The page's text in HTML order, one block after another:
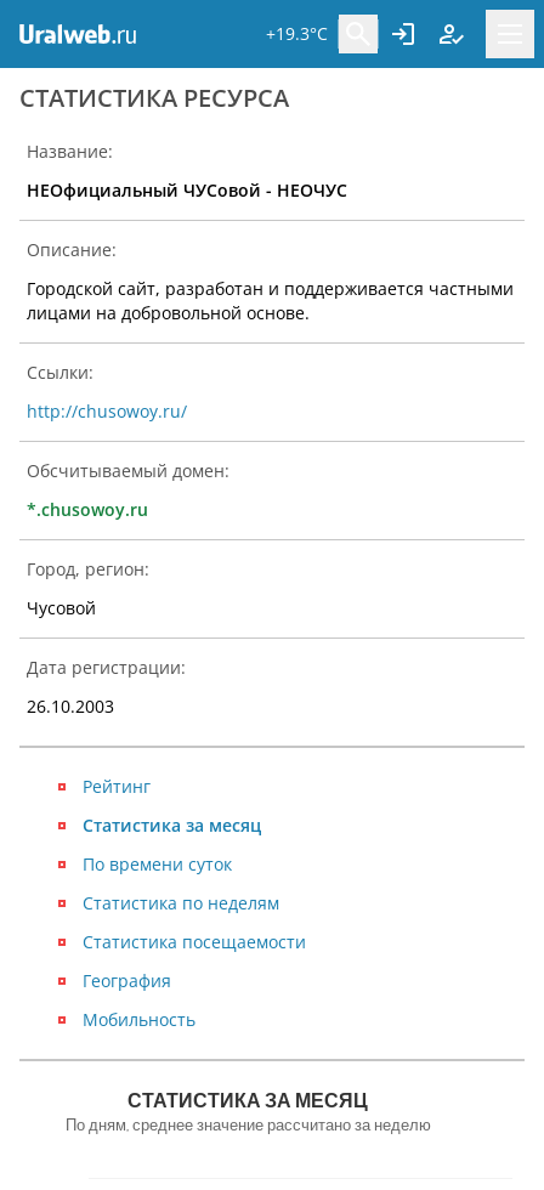
+19.3°C
CТАТИСТИКА РЕСУРСА
Название:
НЕОфициальный ЧУСовой - НЕОЧУС
Описание:
Городской сайт, разработан и поддерживается частными
лицами на добровольной основе.
Ссылки:
http://chusowoy.ru/
Обсчитываемый домен:
*.chusowoy.ru
Город, регион:
Чусовой
Дата регистрации:
26.10.2003
Рейтинг
Статистика посещаемости
Статистика за месяц
География
По времени суток
Мобильность
Статистика по неделям
СТАТИСТИКА ЗА МЕСЯЦ
По дням, среднее значение рассчитано за неделю